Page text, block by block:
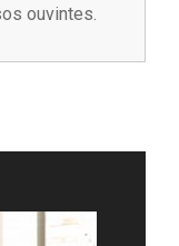
ouvintes.